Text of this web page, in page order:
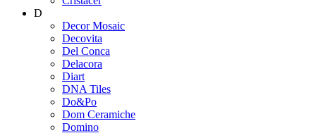
D
Decor Mosaic
Decovita
Del Conca
Delacora
Diart
DNA Tiles
Do&Po
Dom Ceramiche
Domino